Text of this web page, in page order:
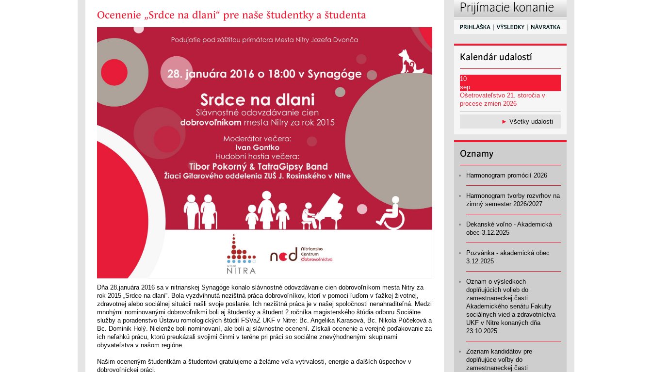
Ocenenie „Srdce na dlani“ pre naše študentky a študenta
Dňa 28.januára 2016 sa v nitrianskej Synagóge konalo slávnostné odovzdávanie cien dobrovoľníkom mesta Nitry za
rok 2015 „Srdce na dlani“. Bola vyzdvihnutá nezištná práca dobrovoľníkov, ktorí v pomoci ľuďom v ťažkej životnej,
zdravotnej alebo sociálnej situácii našli svoje poslanie. Ich nezištná práca je v našej spoločnosti nenahraditeľná. Medzi
mnohými nominovanými dobrovoľníkmi boli aj študentky a študent 2.ročníka magisterského štúdia odboru Sociálne
služby a poradenstvo Ústavu romologických štúdií FSVaZ UKF v Nitre: Bc. Angelika Karasová, Bc. Nikola Púčeková a
Bc. Dominik Holý. Nielenže boli nominovaní, ale boli aj slávnostne ocenení. Získali ocenenie a verejné poďakovanie za
ich neľahkú prácu, ktorú preukázali svojimi činmi v teréne pri práci so sociálne znevýhodnenými skupinami
obyvateľstva v našom regióne.
Našim oceneným študentkám a študentovi gratulujeme a želáme veľa vytrvalosti, energie a ďalších úspechov v
dobrovoľníckej práci.
Kalendárudalostí
10
sep
Ošetrovateľstvo 21. storočia v
procese zmien 2026
► Všetky udalosti
Oznamy
Harmonogram promócií 2026
Harmonogram tvorby rozvrhov na
zimný semester 2026/2027
Dekanské voľno - Akademická
obec 3.12.2025
Pozvánka - akademická obec
3.12.2025
Oznam o výsledkoch
doplňujúcich volieb do
zamestnaneckej časti
Akademického senátu Fakulty
sociálnych vied a zdravotníctva
UKF v Nitre konaných dňa
23.10.2025
Zoznam kandidátov pre
doplňujúce voľby do
zamestnaneckej časti